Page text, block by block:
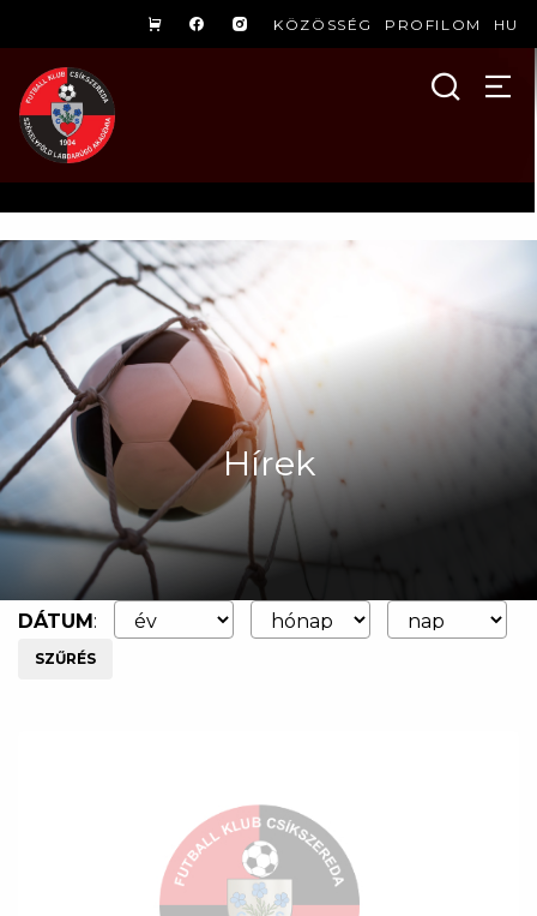
KÖZÖSSÉG PROFILOM HU
Hírek
DÁTUM:
SZŰRÉS